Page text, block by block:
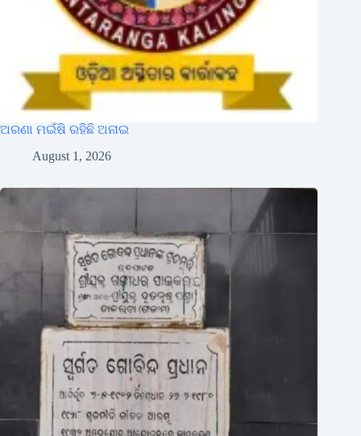
ଅରଣା ମଇଁଷି ରହିଛି ଅନାଇ
August 1, 2026